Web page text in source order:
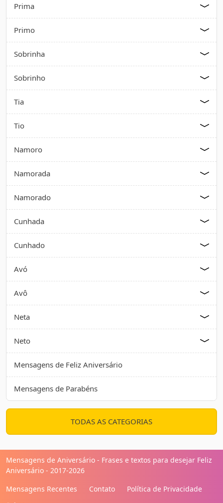
Prima
Primo
Sobrinha
Sobrinho
Tia
Tio
Namoro
Namorada
Namorado
Cunhada
Cunhado
Avó
Avô
Neta
Neto
Mensagens de Feliz Aniversário
Mensagens de Parabéns
TODAS AS CATEGORIAS
Mensagens de Aniversário - Frases e textos para desejar Feliz
Aniversário - 2017-2026
Mensagens Recentes
Contato
Política de Privacidade